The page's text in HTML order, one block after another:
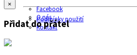
Facebook
O nás
Podmínky použití
Kontakt
×
Přidat do přátel